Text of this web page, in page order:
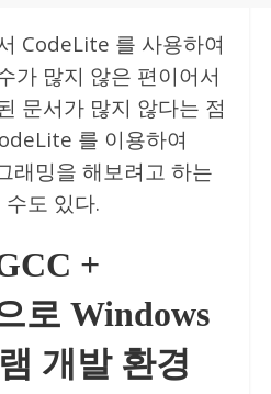
CodeLite 를 사용하여
가 많지 않은 편이어서
문서가 많지 않다는 점
를 이용하여
래밍을 해보려고 하는
도 있다.
+
로 Windows
개발 환경